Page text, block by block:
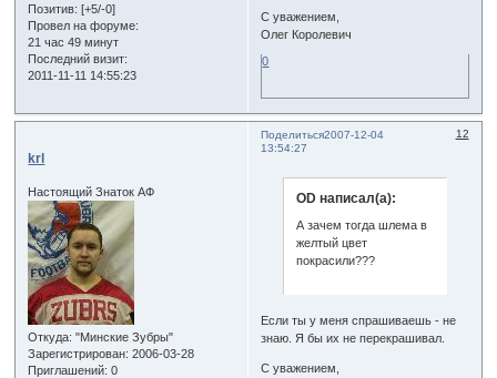
Позитив: [+5/-0]
Провел на форуме:
21 час 49 минут
Последний визит:
2011-11-11 14:55:23
С уважением,
Олег Королевич
0
Поделиться 12
2007-12-04
13:54:27
krl
Настоящий Знаток АФ
Откуда: "Минские Зубры"
Зарегистрирован: 2006-03-28
Приглашений: 0
OD написал(а):
А зачем тогда шлема в
желтый цвет
покрасили???
Если ты у меня спрашиваешь - не
знаю. Я бы их не перекрашивал.
С уважением,